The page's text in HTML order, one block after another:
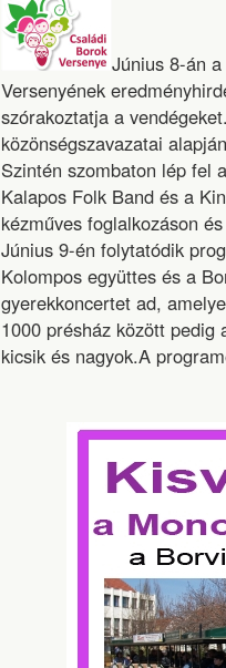
Június 8-án
Versenyének
szórakoztatja a
közönségszavazatai
Szintén szombaton lép fel
Kalapos Folk Band és a
kézműves foglalkozáson
Június 9-én folytatódik
Kolompos együttes és a
gyerekkoncertet ad,
1000 présház között
kicsik és nagyok.A